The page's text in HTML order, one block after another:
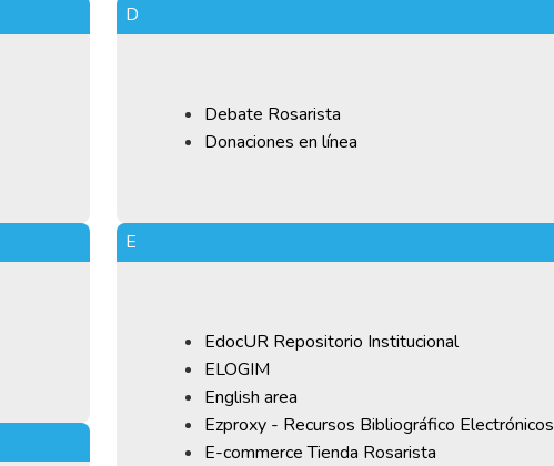
D
Debate Rosarista
Donaciones en línea
E
EdocUR Repositorio Institucional
ELOGIM
English area
Ezproxy - Recursos Bibliográfico Electrónicos
E-commerce Tienda Rosarista